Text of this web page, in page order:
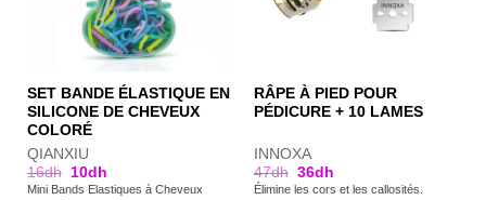
SET BANDE ÉLASTIQUE EN
SILICONE DE CHEVEUX
COLORÉ
QIANXIU
16dh 10dh
Mini Bands Elastiques à Cheveux
RÂPE À PIED POUR
PÉDICURE + 10 LAMES
INNOXA
47dh 36dh
Élimine les cors et les callosités.